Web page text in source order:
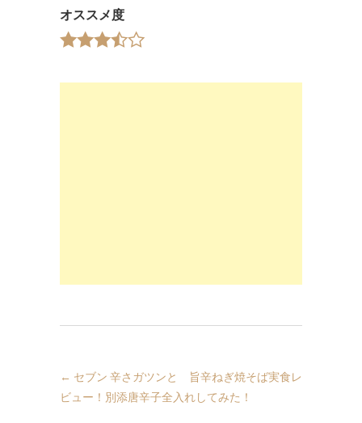
オススメ度
← セブン 辛さガツンと 旨辛ねぎ焼そば実食レ
ビュー！別添唐辛子全入れしてみた！